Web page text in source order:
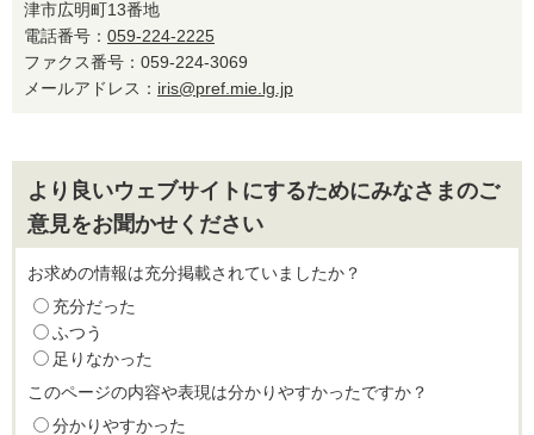
津市広明町13番地
電話番号： 059-224-2225
ファクス番号：059-224-3069
メールアドレス： iris@pref.mie.lg.jp
より良いウェブサイトにするためにみなさまのご
意見をお聞かせください
お求めの情報は充分掲載されていましたか？
充分だった
ふつう
足りなかった
このページの内容や表現は分かりやすかったですか？
分かりやすかった